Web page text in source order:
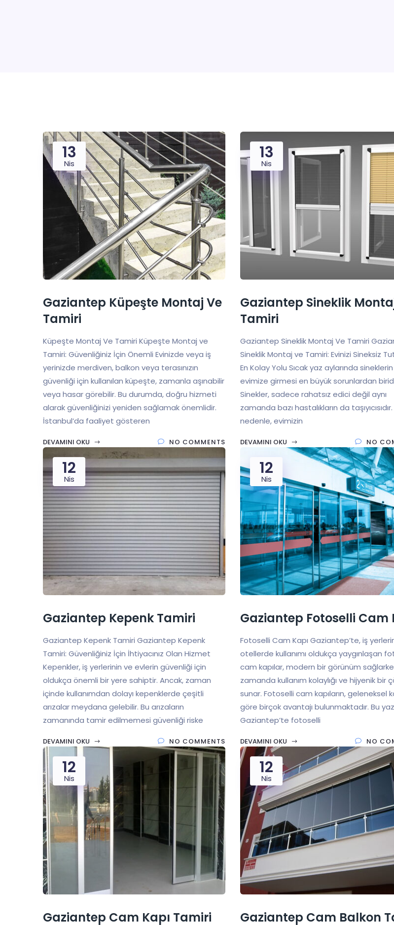
13
Nis
Gaziantep Küpeşte Montaj Ve
Tamiri
Küpeşte Montaj Ve Tamiri Küpeşte Montaj ve
Tamiri: Güvenliğiniz İçin Önemli Evinizde veya iş
yerinizde merdiven, balkon veya terasınızın
güvenliği için kullanılan küpeşte, zamanla aşınabilir
veya hasar görebilir. Bu durumda, doğru hizmeti
alarak güvenliğinizi yeniden sağlamak önemlidir.
İstanbul’da faaliyet gösteren
DEVAMINI OKU NO COMMENTS
13
Nis
Gaziantep Sineklik
Tamiri
Gaziantep Sineklik Montaj Ve Tamiri
Sineklik Montaj ve Tamiri: Evinizi Sineksiz
En Kolay Yolu Sıcak yaz aylarında sineklerin
evimize girmesi en büyük sorunlardan
Sinekler, sadece rahatsız edici değil aynı
zamanda bazı hastalıkların da
nedenle, evimizin
DEVAMINI OKU NO
12
Nis
Gaziantep Kepenk Tamiri
Gaziantep Kepenk Tamiri Gaziantep Kepenk
Tamiri: Güvenliğiniz İçin İhtiyacınız Olan Hizmet
Kepenkler, iş yerlerinin ve evlerin güvenliği için
oldukça önemli bir yere sahiptir. Ancak, zaman
içinde kullanımdan dolayı kepenklerde çeşitli
arızalar meydana gelebilir. Bu arızaların
zamanında tamir edilmemesi güvenliği riske
DEVAMINI OKU NO COMMENTS
12
Nis
Gaziantep Fotoselli Cam
Fotoselli Cam Kapı Gaziantep’te, iş
otellerde kullanımı oldukça yaygınlaşan
cam kapılar, modern bir görünüm
zamanda kullanım kolaylığı ve hijyenik bir
sunar. Fotoselli cam kapıların, geleneksel
göre birçok avantajı bulunmaktadır. Bu
Gaziantep’te fotoselli
DEVAMINI OKU NO
12
Nis
Gaziantep Cam Kapı Tamiri
12
Nis
Gaziantep Cam Balkon